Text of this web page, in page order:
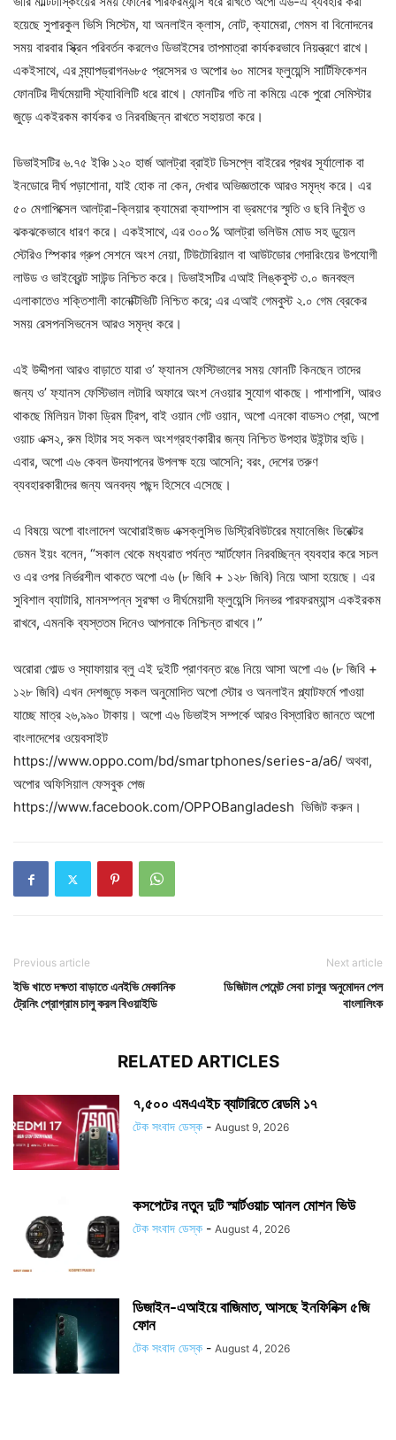
হয়েছে সুপারকুল ভিসি সিস্টেম, যা অনলাইন ক্লাস, নোট, ক্যামেরা, গেমস বা বিনোদনের
সময় বারবার স্ক্রিন পরিবর্তন করলেও ডিভাইসের তাপমাত্রা কার্যকরভাবে নিয়ন্ত্রণে রাখে।
একইসাথে, এর স্ন্যাপড্রাগন৬৮৫ প্রসেসর ও অপোর ৬০ মাসের ফ্লুয়েন্সি সার্টিফিকেশন
ফোনটির দীর্ঘমেয়াদী স্ট্যাবিলিটি ধরে রাখে। ফোনটির গতি না কমিয়ে একে পুরো সেমিস্টার
জুড়ে একইরকম কার্যকর ও নিরবচ্ছিন্ন রাখতে সহায়তা করে।
ডিভাইসটির ৬.৭৫ ইঞ্চি ১২০ হার্জ আলট্রা ব্রাইট ডিসপ্লে বাইরের প্রখর সূর্যালোক বা
ইনডোরে দীর্ঘ পড়াশোনা, যাই হোক না কেন, দেখার অভিজ্ঞতাকে আরও সমৃদ্ধ করে। এর
৫০ মেগাপিক্সেল আলট্রা-ক্লিয়ার ক্যামেরা ক্যাম্পাস বা ভ্রমণের স্মৃতি ও ছবি নিখুঁত ও
ঝকঝকেভাবে ধারণ করে। একইসাথে, এর ৩০০% আলট্রা ভলিউম মোড সহ ডুয়েল
স্টেরিও স্পিকার গ্রুপ সেশনে অংশ নেয়া, টিউটোরিয়াল বা আউটডোর গেদারিংয়ের উপযোগী
লাউড ও ভাইব্রেন্ট সাউন্ড নিশ্চিত করে। ডিভাইসটির এআই লিঙ্কবুস্ট ৩.০ জনবহুল
এলাকাতেও শক্তিশালী কানেক্টিভিটি নিশ্চিত করে; এর এআই গেমবুস্ট ২.০ গেম ব্রেকের
সময় রেসপনসিভনেস আরও সমৃদ্ধ করে।
এই উদ্দীপনা আরও বাড়াতে যারা ও’ ফ্যানস ফেস্টিভালের সময় ফোনটি কিনছেন তাদের
জন্য ও’ ফ্যানস ফেস্টিভাল লটারি অফারে অংশ নেওয়ার সুযোগ থাকছে। পাশাপাশি, আরও
থাকছে মিলিয়ন টাকা ড্রিম ট্রিপ, বাই ওয়ান গেট ওয়ান, অপো এনকো বাডস৩ প্রো, অপো
ওয়াচ এক্স২, রুম হিটার সহ সকল অংশগ্রহণকারীর জন্য নিশ্চিত উপহার উইন্টার হুডি।
এবার, অপো এ৬ কেবল উদযাপনের উপলক্ষ হয়ে আসেনি; বরং, দেশের তরুণ
ব্যবহারকারীদের জন্য অনবদ্য পছন্দ হিসেবে এসেছে।
এ বিষয়ে অপো বাংলাদেশ অথোরাইজড এক্সক্লুসিভ ডিস্ট্রিবিউটরের ম্যানেজিং ডিরেক্টর
ডেমন ইয়ং বলেন, “সকাল থেকে মধ্যরাত পর্যন্ত স্মার্টফোন নিরবচ্ছিন্ন ব্যবহার করে সচল
ও এর ওপর নির্ভরশীল থাকতে অপো এ৬ (৮ জিবি + ১২৮ জিবি) নিয়ে আসা হয়েছে। এর
সুবিশাল ব্যাটারি, মানসম্পন্ন সুরক্ষা ও দীর্ঘমেয়াদী ফ্লুয়েন্সি দিনভর পারফরম্যান্স একইরকম
রাখবে, এমনকি ব্যস্ততম দিনেও আপনাকে নিশ্চিন্ত রাখবে।”
অরোরা গোল্ড ও স্যাফায়ার ব্লু এই দুইটি প্রাণবন্ত রঙে নিয়ে আসা অপো এ৬ (৮ জিবি +
১২৮ জিবি) এখন দেশজুড়ে সকল অনুমোদিত অপো স্টোর ও অনলাইন প্ল্যাটফর্মে পাওয়া
যাচ্ছে মাত্র ২৬,৯৯০ টাকায়। অপো এ৬ ডিভাইস সম্পর্কে আরও বিস্তারিত জানতে অপো
বাংলাদেশের ওয়েবসাইট
https://www.oppo.com/bd/smartphones/series-a/a6/ অথবা,
অপোর অফিসিয়াল ফেসবুক পেজ
https://www.facebook.com/OPPOBangladesh ভিজিট করুন।
Previous article
ইভি খাতে দক্ষতা বাড়াতে এনইভি মেকানিক
ট্রেনিং প্রোগ্রাম চালু করল বিওয়াইডি
Next article
ডিজিটাল পেমেন্ট সেবা চালুর অনুমোদন পেল
বাংলালিংক
RELATED ARTICLES
৭,৫০০ এমএএইচ ব্যাটারিতে রেডমি ১৭
টেক সংবাদ ডেস্ক - August 9, 2026
কসপেটের নতুন দুটি স্মার্টওয়াচ আনল মোশন ভিউ
টেক সংবাদ ডেস্ক - August 4, 2026
ডিজাইন-এআইয়ে বাজিমাত, আসছে ইনফিনিক্স ৫জি
ফোন
টেক সংবাদ ডেস্ক - August 4, 2026